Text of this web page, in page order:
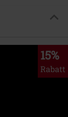
15%
Rabatt